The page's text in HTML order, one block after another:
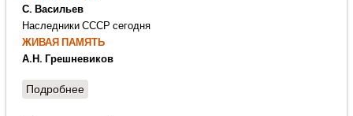
С. Васильев
Наследники СССР сегодня
ЖИВАЯ ПАМЯТЬ
А.Н. Грешневиков
Подробнеео № 2 февраль 2022